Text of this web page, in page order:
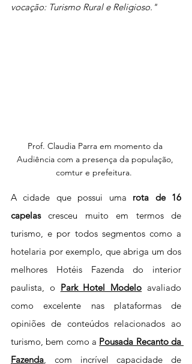
vocação: Turismo Rural e Religioso."
Prof. Claudia Parra em momento da
Audiência com a presença da população,
comtur e prefeitura.
A cidade que possui uma rota de 16
capelas cresceu muito em termos de
turismo, e por todos segmentos como a
hotelaria por exemplo, que abriga um dos
melhores Hotéis Fazenda do interior
paulista, o Park Hotel Modelo avaliado
como excelente nas plataformas de
opiniões de conteúdos relacionados ao
turismo, bem como a Pousada Recanto da
Fazenda, com incrível capacidade de